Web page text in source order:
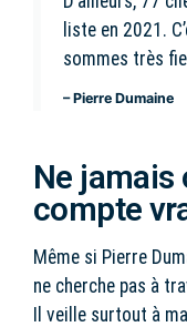
liste en 2021.
sommes très
– Pierre Dumaine
Ne jamais
compte
Même si Pierre
ne cherche pas à
Il veille surtout à